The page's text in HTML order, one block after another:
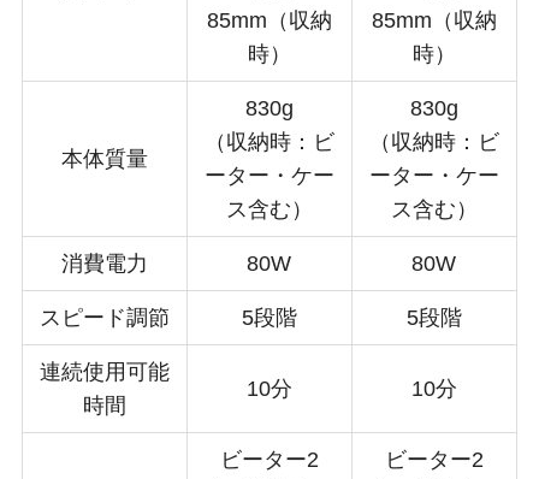
85mm（収納
時）
85mm（収納
時）
本体質量
830g
（収納時：ビ
ーター・ケー
ス含む）
830g
（収納時：ビ
ーター・ケー
ス含む）
消費電力 80W 80W
スピード調節 5段階 5段階
連続使用可能
時間
10分 10分
ビーター2
ビーター2